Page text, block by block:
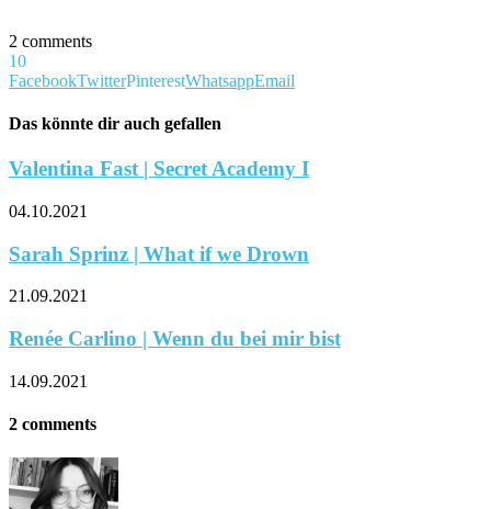
2 comments
10
FacebookTwitterPinterestWhatsappEmail
Das könnte dir auch gefallen
Valentina Fast | Secret Academy I
04.10.2021
Sarah Sprinz | What if we Drown
21.09.2021
Renée Carlino | Wenn du bei mir bist
14.09.2021
2 comments